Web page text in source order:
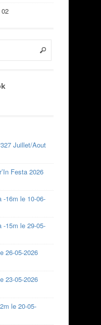
Juillet/Aout
Festa 2026
-16m le 10-06-
-15m le 29-05-
26-05-2026
23-05-2026
le 20-05-